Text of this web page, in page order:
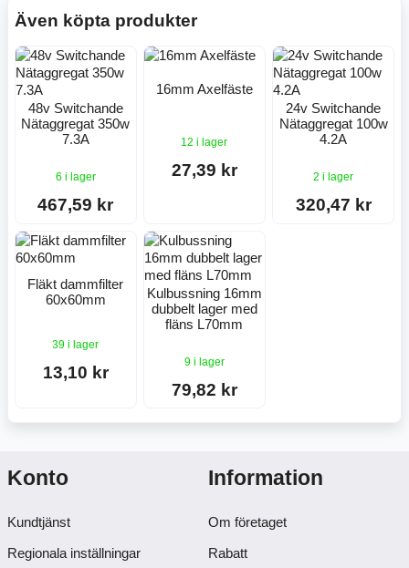
Även köpta produkter
48v Switchande
Nätaggregat 350w
7.3A
6 i lager
467,59 kr
16mm Axelfäste
12 i lager
27,39 kr
24v Switchande
Nätaggregat 100w
4.2A
2 i lager
320,47 kr
Fläkt dammfilter
60x60mm
39 i lager
13,10 kr
Kulbussning 16mm
dubbelt lager med
fläns L70mm
9 i lager
79,82 kr
Konto
Kundtjänst
Regionala inställningar
Information
Om företaget
Rabatt